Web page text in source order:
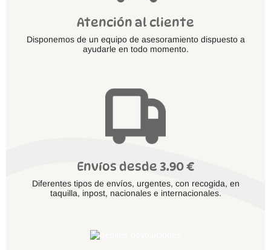
Atención al cliente
Disponemos de un equipo de asesoramiento dispuesto a
ayudarle en todo momento.
Envíos desde 3.90 €
Diferentes tipos de envíos, urgentes, con recogida, en
taquilla, inpost, nacionales e internacionales.